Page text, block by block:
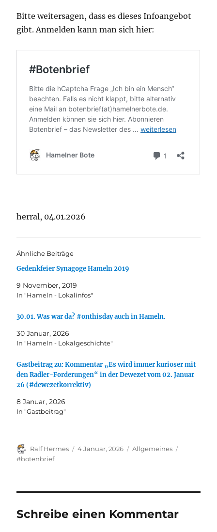
Bitte weitersagen, dass es dieses Infoangebot
gibt. Anmelden kann man sich hier:
herral, 04.01.2026
Ähnliche Beiträge
Gedenkfeier Synagoge Hameln 2019
9 November, 2019
In "Hameln - Lokalinfos"
30.01. Was war da? #onthisday auch in Hameln.
30 Januar, 2026
In "Hameln - Lokalgeschichte"
Gastbeitrag zu: Kommentar „Es wird immer kurioser mit
den Radler-Forderungen“ in der Dewezet vom 02. Januar
26 (#dewezetkorrektiv)
8 Januar, 2026
In "Gastbeitrag"
Autor
Ralf Hermes
Veröffentlicht
4 Januar, 2026 Kategorien
Allgemeines
#botenbrief
Schreibe einen Kommentar